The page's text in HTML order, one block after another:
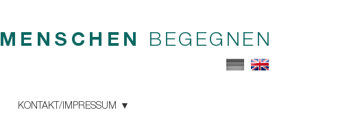
MENSCHEN BEGEGNEN
KONTAKT/IMPRESSUM